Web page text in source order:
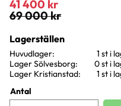
Nedsatt pris:
41 400 kr
Ordinarie pris:
69 000kr
Antal
Lagerställen
Huvudlager
1 st i
Lager Sölvesborg
0 st i
Lager Kristianstad
1 st i